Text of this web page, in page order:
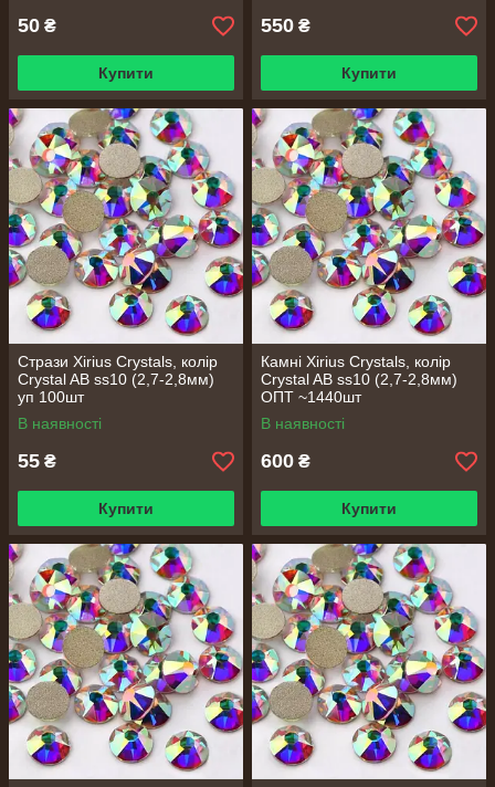
50 ₴
Купити
550 ₴
Купити
Стрази Xirius Crystals, колір
Сrystal AB ss10 (2,7-2,8мм)
уп 100шт
В наявності
55 ₴
Купити
Камні Xirius Crystals, колір
Сrystal AB ss10 (2,7-2,8мм)
ОПТ ~1440шт
В наявності
600 ₴
Купити